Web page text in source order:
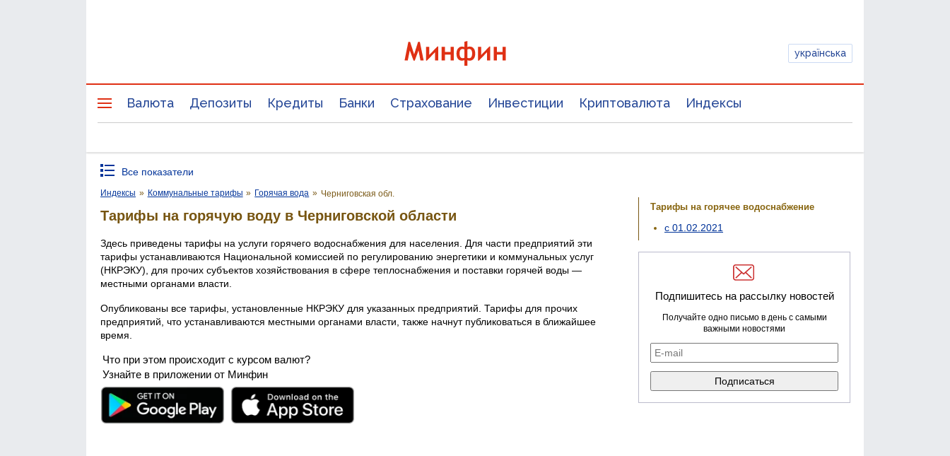
українська
Валюта Депозиты Кредиты Банки Страхование Инвестиции Криптовалюта Индексы
Все показатели
Индексы » Коммунальные тарифы » Горячая вода » Черниговская обл.
Тарифы на горячую воду в Черниговской области
Здесь приведены тарифы на услуги горячего водоснабжения для населения. Для части предприятий эти
тарифы устанавливаются Национальной комиссией по регулированию энергетики и коммунальных услуг
(НКРЭКУ), для прочих субъектов хозяйствования в сфере теплоснабжения и поставки горячей воды —
местными органами власти.
Опубликованы все тарифы, установленные НКРЭКУ для указанных предприятий. Тарифы для прочих
предприятий, что устанавливаются местными органами власти, также начнут публиковаться в ближайшее
время.
Что при этом происходит с курсом валют?
Узнайте в приложении от Минфин
Тарифы на горячее водоснабжение
с 01.02.2021
Подпишитесь на рассылку новостей
Получайте одно письмо в день с самыми
важными новостями